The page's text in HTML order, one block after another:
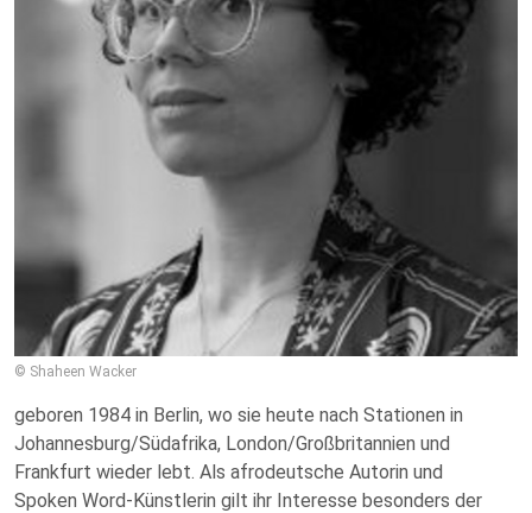
© Shaheen Wacker
geboren 1984 in Berlin, wo sie heute nach Stationen in
Johannesburg/Südafrika, London/Großbritannien und
Frankfurt wieder lebt. Als afrodeutsche Autorin und
Spoken Word-Künstlerin gilt ihr Interesse besonders der